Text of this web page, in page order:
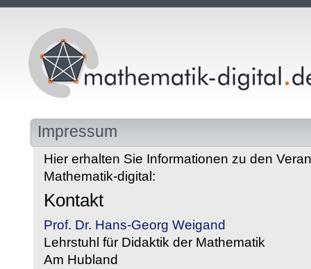
Impressum
Hier erhalten Sie Informationen zu den
Mathematik-digital:
Kontakt
Prof. Dr. Hans-Georg Weigand
Lehrstuhl für Didaktik der Mathematik
Am Hubland